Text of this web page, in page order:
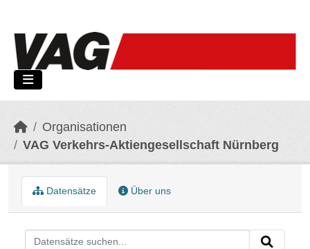
Organisationen
VAG Verkehrs-Aktiengesellschaft Nürnberg
Datensätze Über uns